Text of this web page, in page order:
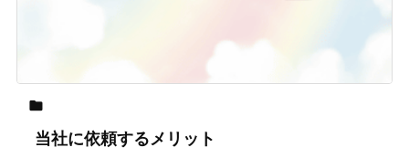

当社に依頼するメリット